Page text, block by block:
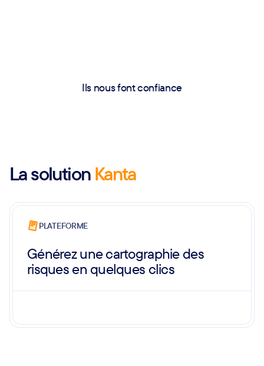
Ils nous font confiance
La solution Kanta
PLATEFORME
Générez une cartographie des
risques en quelques clics